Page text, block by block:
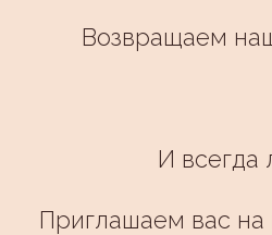
Возвращаем
И всегда
Приглашаем вас